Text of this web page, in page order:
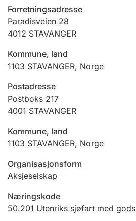
Jeger
Ektepaktveileder
Andre tema
Forretningsadresse
Paradisveien 28
4012 STAVANGER
Kommune, land
1103 STAVANGER, Norge
Postadresse
Postboks 217
4001 STAVANGER
Kommune, land
1103 STAVANGER, Norge
Organisasjonsform
Aksjeselskap
Næringskode
50.201 Utenriks sjøfart med gods